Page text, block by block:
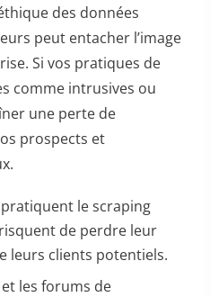
des données
peut entacher l’image
Si vos pratiques de
comme intrusives ou
une perte de
prospects et
le scraping
de perdre leur
leurs clients potentiels.
les forums de